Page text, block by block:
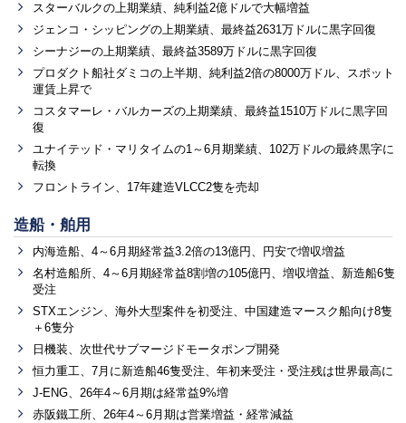
スターバルクの上期業績、純利益2億ドルで大幅増益
ジェンコ・シッピングの上期業績、最終益2631万ドルに黒字回復
シーナジーの上期業績、最終益3589万ドルに黒字回復
プロダクト船社ダミコの上半期、純利益2倍の8000万ドル、スポット
運賃上昇で
コスタマーレ・バルカーズの上期業績、最終益1510万ドルに黒字回
復
ユナイテッド・マリタイムの1～6月期業績、102万ドルの最終黒字に
転換
フロントライン、17年建造VLCC2隻を売却
造船・舶用
内海造船、4～6月期経常益3.2倍の13億円、円安で増収増益
名村造船所、4～6月期経常益8割増の105億円、増収増益、新造船6隻
受注
STXエンジン、海外大型案件を初受注、中国建造マースク船向け8隻
＋6隻分
日機装、次世代サブマージドモータポンプ開発
恒力重工、7月に新造船46隻受注、年初来受注・受注残は世界最高に
J-ENG、26年4～6月期は経常益9%増
赤阪鐵工所、26年4～6月期は営業増益・経常減益